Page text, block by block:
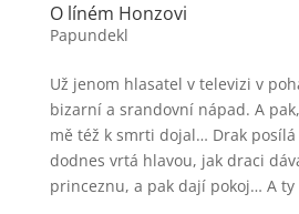
O líném Honzovi
Papundekl
Už jenom hlasatel v televizi v
bizarní a srandovní nápad. A
mě též k smrti dojal… Drak
dodnes vrtá hlavou, jak draci
princeznu, a pak dají pokoj… A ty